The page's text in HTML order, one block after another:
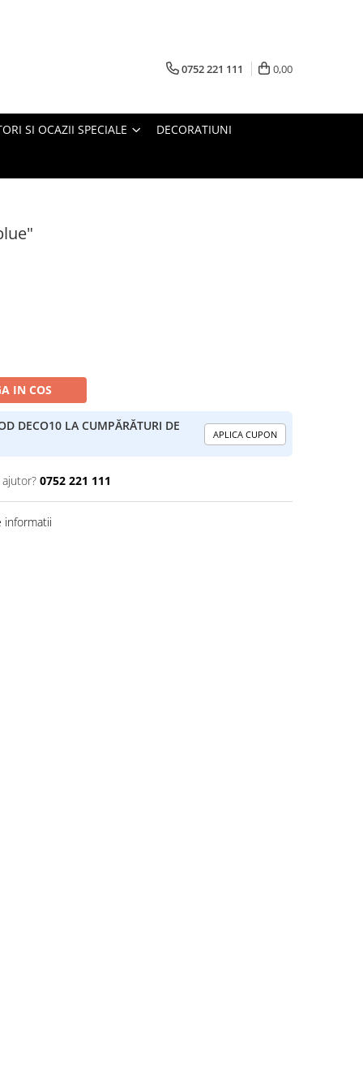
0752 221 111 0,00
SI OCAZII SPECIALE DECORATIUNI
IN COS
DECO10 LA CUMPĂRĂTURI DE
APLICA CUPON
0752 221 111
informatii